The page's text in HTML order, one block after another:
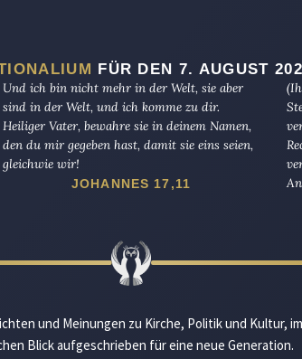
FÜR DEN 7. AUGUST
Und ich bin nicht mehr in der Welt, sie aber
sind in der Welt, und ich komme zu dir.
Heiliger Vater, bewahre sie in deinem Namen,
den du mir gegeben hast, damit sie eins seien,
gleichwie wir!
JOHANNES 17,11
und Meinungen zu Kirche, Politik und Kultur,
Blick aufgeschrieben für eine neue Generation.